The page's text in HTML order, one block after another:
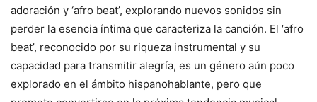
adoración y ‘afro beat’, explorando nuevos sonidos sin
perder la esencia íntima que caracteriza la canción. El ‘afro
beat’, reconocido por su riqueza instrumental y su
capacidad para transmitir alegría, es un género aún poco
explorado en el ámbito hispanohablante, pero que